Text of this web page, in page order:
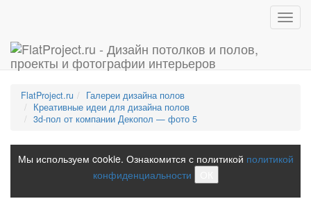
FlatProject.ru
Галереи дизайна полов
Креативные идеи для дизайна полов
3d-пол от компании Декопол — фото 5
Мы используем cookie. Ознакомится с политикой политикой
конфиденциальности